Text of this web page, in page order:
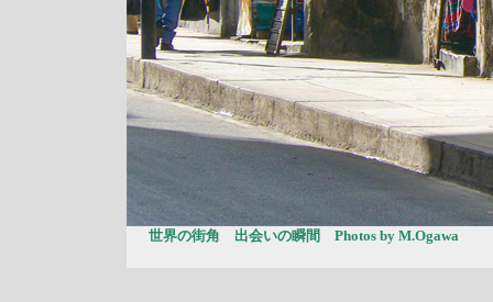
世界の街角 出会いの瞬間 Photos by M.Ogawa